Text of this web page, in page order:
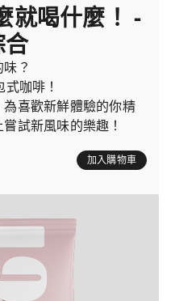
就喝什麼！ -
？
咖啡！
喜歡新鮮體驗的你精
試新風味的樂趣！
加入購物車